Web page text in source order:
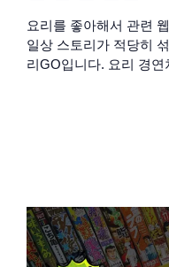
요리를 좋아해서 관련
일상 스토리가 적당히
리GO입니다. 요리 경연